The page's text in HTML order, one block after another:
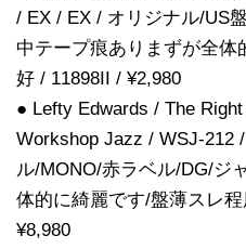
/ EX / EX / オリジナル/US
中テープ痕ありまずが全体
好 / 11898II / ¥2,980
● Lefty Edwards / The
Workshop Jazz / WSJ-212
ル/MONO/赤ラベル/DG/ジ
体的に綺麗です/盤薄スレ
¥8,980